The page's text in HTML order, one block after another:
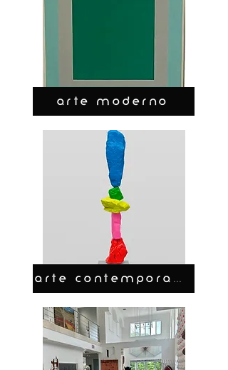
ARTE MODERNO
ARTE CONTEMPORANEO